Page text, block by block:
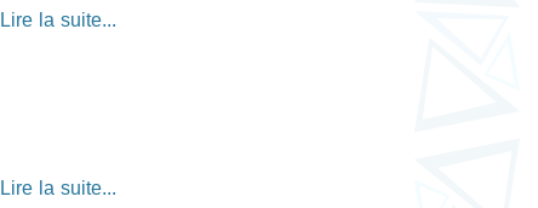
Lire la suite...
Lire la suite...